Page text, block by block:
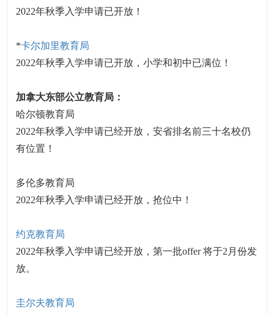
2022年秋季入学申请已开放！
*卡尔加里教育局
2022年秋季入学申请已开放，小学和初中已满位！
加拿大东部公立教育局：
哈尔顿教育局
2022年秋季入学申请已经开放，安省排名前三十名校仍
有位置！
多伦多教育局
2022年秋季入学申请已经开放，抢位中！
约克教育局
2022年秋季入学申请已经开放，第一批offer 将于2月份发
放。
圭尔夫教育局